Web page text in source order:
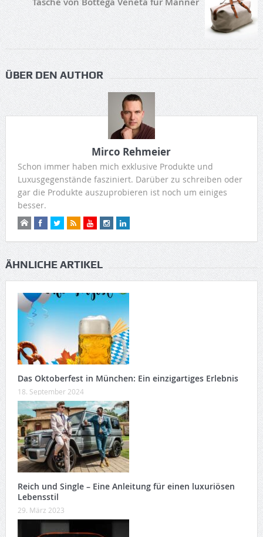
ÜBER DEN AUTHOR
Mirco Rehmeier
Schon immer haben mich exklusive Produkte und
Luxusgegenstände fasziniert. Darüber zu schreiben oder
gar die Produkte auszuprobieren ist noch um einiges
besser.
ÄHNLICHE ARTIKEL
Das Oktoberfest in München: Ein einzigartiges Erlebnis
18. September 2024
Reich und Single – Eine Anleitung für einen luxuriösen
Lebensstil
29. März 2023